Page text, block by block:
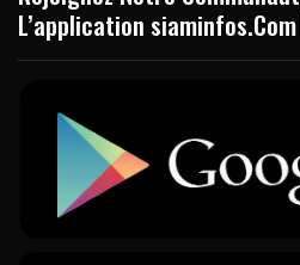
L’application